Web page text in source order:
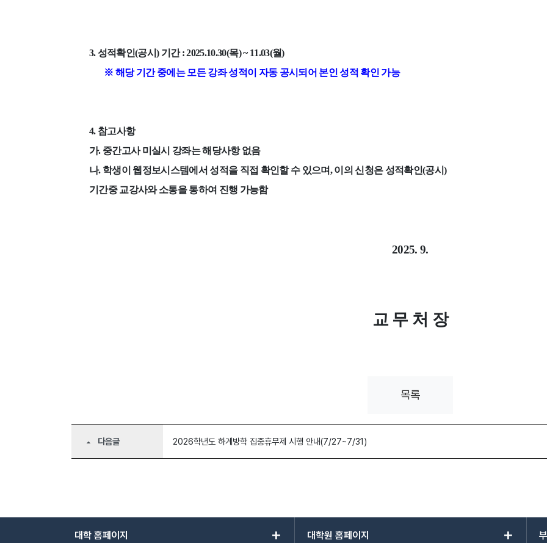
3. 성적확인(공시) 기간: 2025.10.30(목) ~ 11.03(월)
※ 해당 기간 중에는 모든 강좌 성적이 자동 공시되어 본인 성적 확인 가능
4. 참고사항
가. 중간고사 미실시 강좌는 해당사항 없음
나. 학생이 웹정보시스템에서 성적을 직접 확인할 수 있으며,이의 신청은 성적확인(공시 )
기간중 교강사와 소통을 통하여 진행 가능함
2025. 9.
교 무 처 장
목록
arrow_drop_up 다음글 2026학년도 하계방학 집중휴무제 시행 안내(7/27~7/31)
대학 홈페이지 add 대학원 홈페이지 add